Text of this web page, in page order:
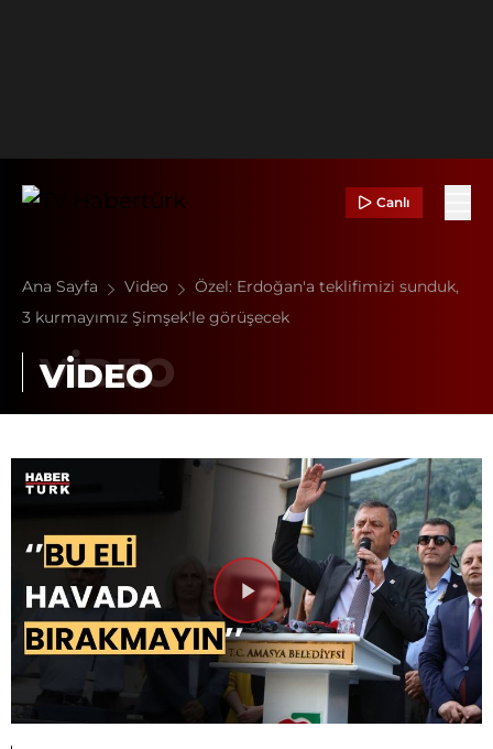
Canlı
Ana Sayfa Video
Özel: Erdoğan'a teklifimizi sunduk,
3 kurmayımız Şimşek'le görüşecek
VİDEO
Videoyu
Oynat